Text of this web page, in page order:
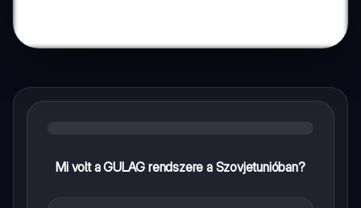
Mi volt a GULAG rendszere a Szovjetunióban?